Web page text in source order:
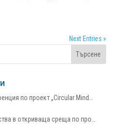
Next Entries »
по проект „Circular Mind…
в откриваща среща по про…